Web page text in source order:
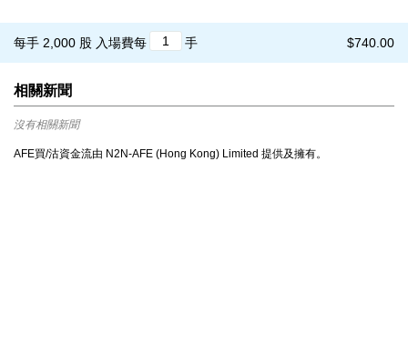
$740.00
每手 2,000 股 入場費每 手
相關新聞
沒有相關新聞
AFE買/沽資金流由 N2N-AFE (Hong Kong) Limited 提供及擁有。